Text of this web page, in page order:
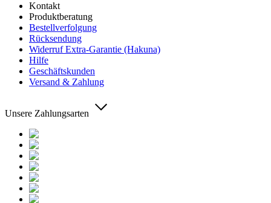
Kontakt
Produktberatung
Bestellverfolgung
Rücksendung
Widerruf Extra-Garantie (Hakuna)
Hilfe
Geschäftskunden
Versand & Zahlung
Unsere Zahlungsarten